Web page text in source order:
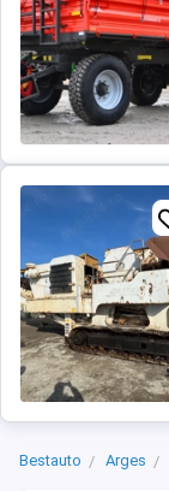
Bestauto Arges